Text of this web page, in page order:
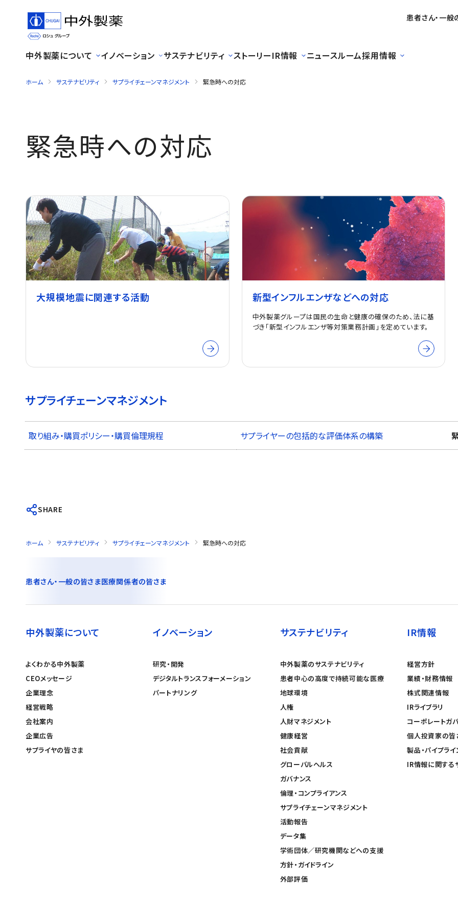
患者さん・一般
中外製薬について イノベーション サステナビリティ ストーリーIR情報 ニュースルーム採用情報
ホーム サステナビリティ サプライチェーンマネジメント 緊急時への対応
緊急時への対応
大規模地震に関連する活動 新型インフルエンザなどへの対応
中外製薬グループは国民の生命と健康の確保のため、法に基
づき「新型インフルエンザ等対策業務計画」を定めています。
サプライチェーンマネジメント
取り組み・購買ポリシー・購買倫理規程 サプライヤーの包括的な評価体系の構築
SHARE
ホーム サステナビリティ サプライチェーンマネジメント 緊急時への対応
患者さん・一般の皆さま医療関係者の皆さま
中外製薬について
よくわかる中外製薬
CEOメッセージ
企業理念
経営戦略
会社案内
企業広告
サプライヤの皆さま
イノベーション
研究・開発
デジタルトランスフォーメーション
パートナリング
サステナビリティ
中外製薬のサステナビリティ
患者中心の高度で持続可能な医療
地球環境
人権
人財マネジメント
健康経営
社会貢献
グローバルヘルス
ガバナンス
倫理・コンプライアンス
サプライチェーンマネジメント
活動報告
データ集
学術団体／研究機関などへの支援
方針・ガイドライン
外部評価
IR情報
経営方針
業績・財務情報
株式関連情報
IRライブラリ
コーポレートガ
個人投資家の皆
製品・パイプライ
IR情報に関する